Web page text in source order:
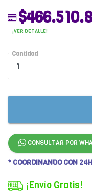
$466.510.8
¡VER DETALLE!
Cantidad
CONSULTAR POR
* COORDINANDO CON
¡Envío Gratis!